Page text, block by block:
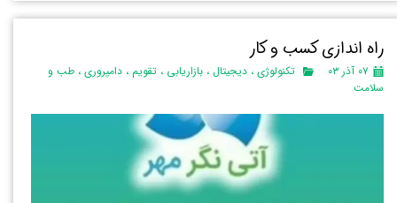
راه اندازی کسب و کار
۰۷ آذر ۰۳ تکنولوژی ، دیجیتال ، بازاریابی ، تقویم ، دامپروری ، طب و
سلامت